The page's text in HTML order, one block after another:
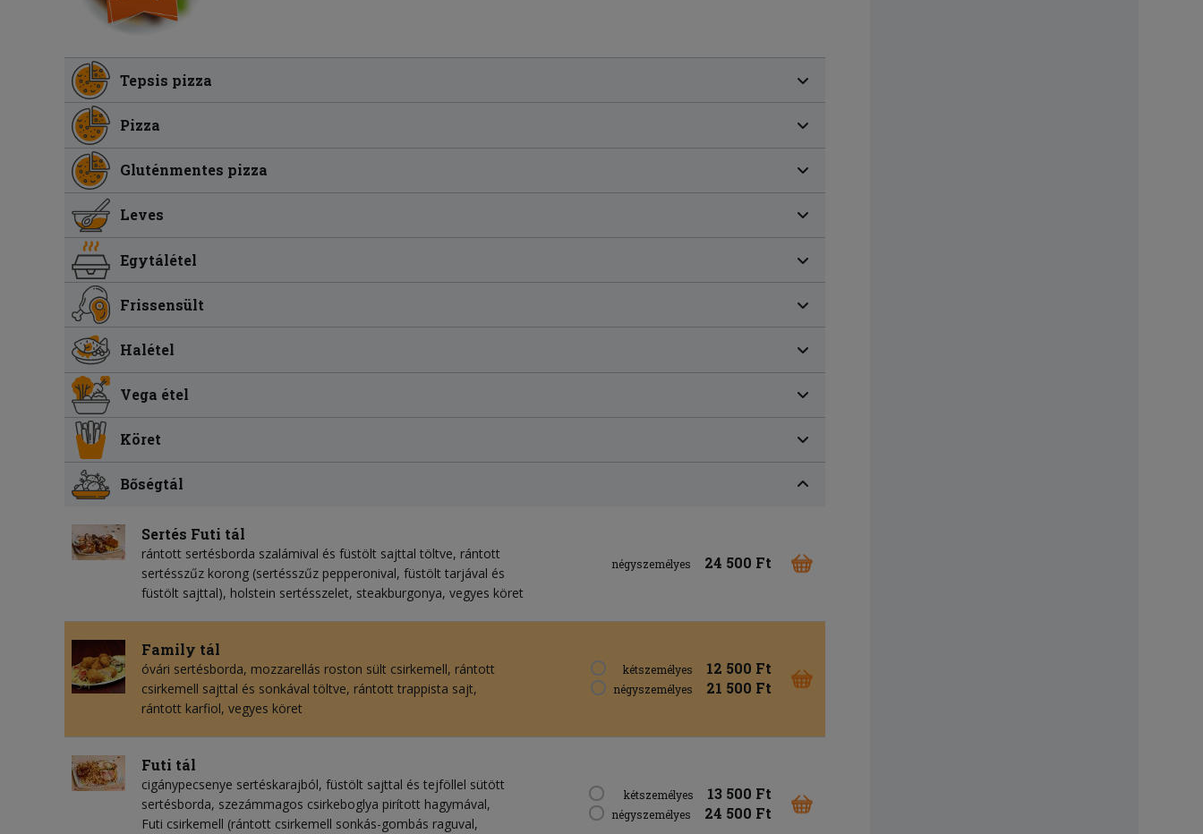
Tepsis pizza
Pizza
Gluténmentes pizza
Leves
Egytálétel
Frissensült
Halétel
Vega étel
Köret
Bőségtál
Sertés Futi tál
rántott sertésborda szalámival és füstölt sajttal töltve, rántott
sertésszűz korong (sertésszűz pepperonival, füstölt tarjával és
füstölt sajttal), holstein sertésszelet, steakburgonya, vegyes köret
négyszemélyes 24 500 Ft
Family tál
óvári sertésborda, mozzarellás roston sült csirkemell, rántott
csirkemell sajttal és sonkával töltve, rántott trappista sajt,
rántott karfiol, vegyes köret
kétszemélyes 12 500 Ft
négyszemélyes 21 500 Ft
Futi tál
cigánypecsenye sertéskarajból, füstölt sajttal és tejföllel sütött
sertésborda, szezámmagos csirkeboglya pirított hagymával,
Futi csirkemell (rántott csirkemell sonkás-gombás raguval,
kétszemélyes 13 500 Ft
négyszemélyes 24 500 Ft